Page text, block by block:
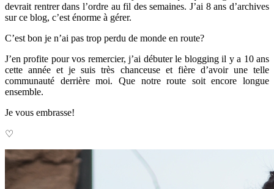
devrait rentrer dans l’ordre au fil des semaines. J’ai 8 ans d’archives
sur ce blog, c’est énorme à gérer.
C’est bon je n’ai pas trop perdu de monde en route?
J’en profite pour vos remercier, j’ai débuter le blogging il y a 10 ans
cette année et je suis très chanceuse et fière d’avoir une telle
communauté derrière moi. Que notre route soit encore longue
ensemble.
Je vous embrasse!
♡